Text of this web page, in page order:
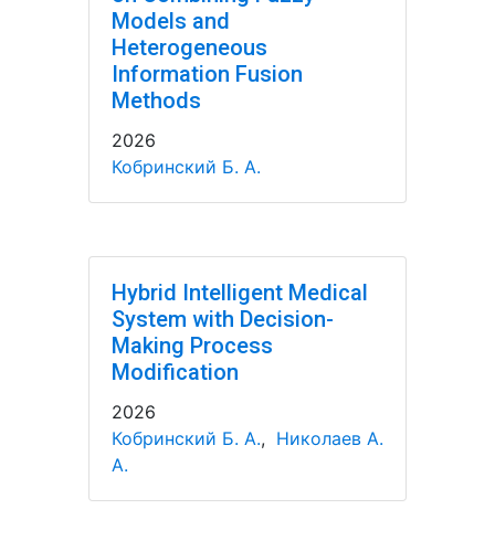
Models and
Heterogeneous
Information Fusion
Methods
2026
Кобринский Б. А.
Hybrid Intelligent Medical
System with Decision-
Making Process
Modification
2026
Кобринский Б. А., Николаев А.
А.